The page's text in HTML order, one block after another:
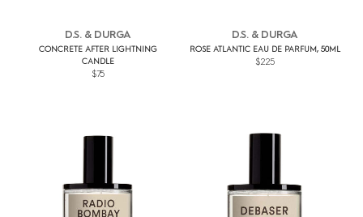
D.S. & DURGA
CONCRETE AFTER LIGHTNING
CANDLE
$75
D.S. & DURGA
ROSE ATLANTIC EAU DE PARFUM, 50ML
$225